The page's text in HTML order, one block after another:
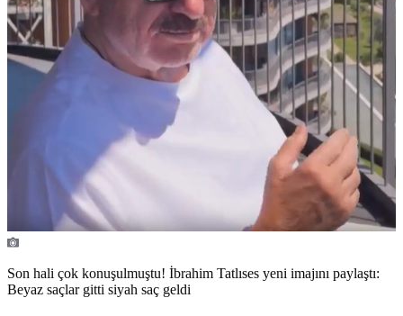
Son hali çok konuşulmuştu! İbrahim Tatlıses yeni imajını paylaştı:
Beyaz saçlar gitti siyah saç geldi